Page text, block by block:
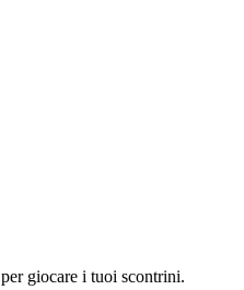
per giocare i tuoi scontrini.